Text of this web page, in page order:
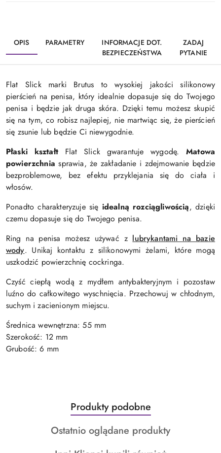
OPIS PARAMETRY
INFORMACJE DOT.
BEZPIECZEŃSTWA
ZADAJ
PYTANIE
Flat Slick marki Brutus to wysokiej jakości silikonowy
pierścień na penisa, który idealnie dopasuje się do Twojego
penisa i będzie jak druga skóra. Dzięki temu możesz skupić
się na tym, co robisz najlepiej, nie martwiąc się, że pierścień
się zsunie lub będzie Ci niewygodnie.
Płaski kształtFlat Slick gwarantuje wygodę.Matowa
powierzchnia sprawia, że zakładanie i zdejmowanie będzie
bezproblemowe, bez efektu przyklejania się do ciała i
włosów.
Ponadto charakteryzuje się idealną rozciągliwością, dzięki
czemu dopasuje się do Twojego penisa.
Ring na penisa możesz używać z lubrykantami na bazie
wody. Unikaj kontaktu z silikonowymi żelami, które mogą
uszkodzić powierzchnię cockringa.
Czyść ciepłą wodą z mydłem antybakteryjnym i pozostaw
luźno do całkowitego wyschnięcia. Przechowuj w chłodnym,
suchym i zacienionym miejscu.
Średnica wewnętrzna: 55 mm
Szerokość: 12 mm
Grubość: 6 mm
Pomiń karuzelę produktów
Produkty
o
statusie:
Produkty podobne
Produkty
Ostatnio oglądane produkty